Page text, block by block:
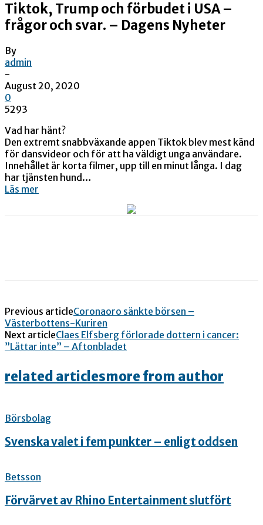
Tiktok, Trump och förbudet i USA –
frågor och svar. – Dagens Nyheter
By
admin
-
August 20, 2020
0
5293
Vad har hänt?
Den extremt snabbväxande appen Tiktok blev mest känd
för dansvideor och för att ha väldigt unga användare.
Innehållet är korta filmer, upp till en minut långa. I dag
har tjänsten hund…
Läs mer
Previous articleCoronaoro sänkte börsen –
Västerbottens-Kuriren
Next articleClaes Elfsberg förlorade dottern i cancer:
”Lättar inte” – Aftonbladet
related articlesmore from author
Börsbolag
Svenska valet i fem punkter – enligt oddsen
Betsson
Förvärvet av Rhino Entertainment slutfört